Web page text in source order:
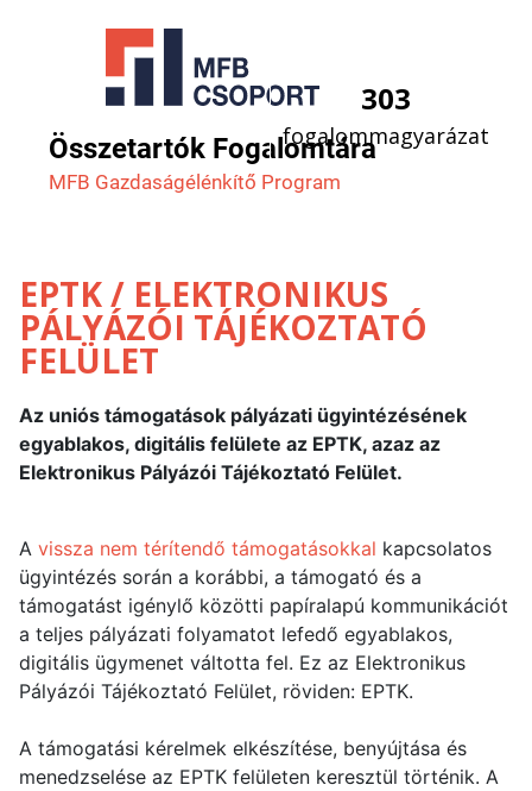
Összetartók Fogalomtára
MFB Gazdaság­élénkítő Program
303
fogalommagyarázat
EPTK / ELEKTRONIKUS
PÁLYÁZÓI TÁJÉKOZTATÓ
FELÜLET
Az uniós támogatások pályázati ügyintézésének
egyablakos, digitális felülete az EPTK, azaz az
Elektronikus Pályázói Tájékoztató Felület.
A vissza nem térítendő támogatásokkal kapcsolatos
ügyintézés során a korábbi, a támogató és a
támogatást igénylő közötti papíralapú kommunikációt
a teljes pályázati folyamatot lefedő egyablakos,
digitális ügymenet váltotta fel. Ez az Elektronikus
Pályázói Tájékoztató Felület, röviden: EPTK.
A támogatási kérelmek elkészítése, benyújtása és
menedzselése az EPTK felületen keresztül történik. A